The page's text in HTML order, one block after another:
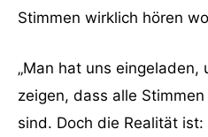
Stimmen wirklich hören
„Man hat uns
zeigen, dass alle
sind. Doch die Realität